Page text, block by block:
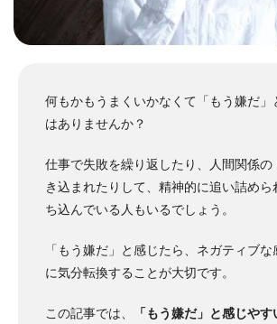
何もかもうまくいかなくて「もう嫌だ」
はありませんか？
仕事で失敗を繰り返したり、人間関係の
き込まれたりして、精神的に追い詰めら
ち込んでいる人もいるでしょう。
「もう嫌だ」と感じたら、ネガティブ
に気分転換することが大切です。
この記事では、
「もう嫌だ」と感じや